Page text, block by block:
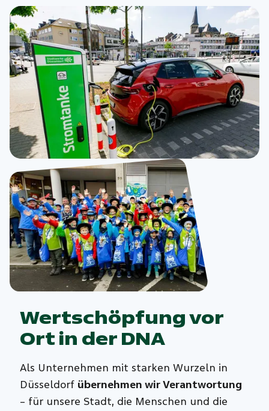
Wertschöpfung vor
Ort in der DNA
Als Unternehmen mit starken Wurzeln in
Düsseldorf übernehmen wir Verantwortung
– für unsere Stadt, die Menschen und die